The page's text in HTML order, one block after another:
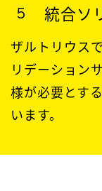
統合ソ
ザルトリウス
リデーション
様が必要とす
います。